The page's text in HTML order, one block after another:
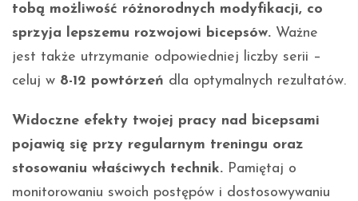
tobą możliwość różnorodnych modyfikacji, co
sprzyja lepszemu rozwojowi bicepsów. Ważne
jest także utrzymanie odpowiedniej liczby serii –
celuj w 8-12 powtórzeń dla optymalnych rezultatów.
Widoczne efekty twojej pracy nad bicepsami
pojawią się przy regularnym treningu oraz
stosowaniu właściwych technik. Pamiętaj o
monitorowaniu swoich postępów i dostosowywaniu